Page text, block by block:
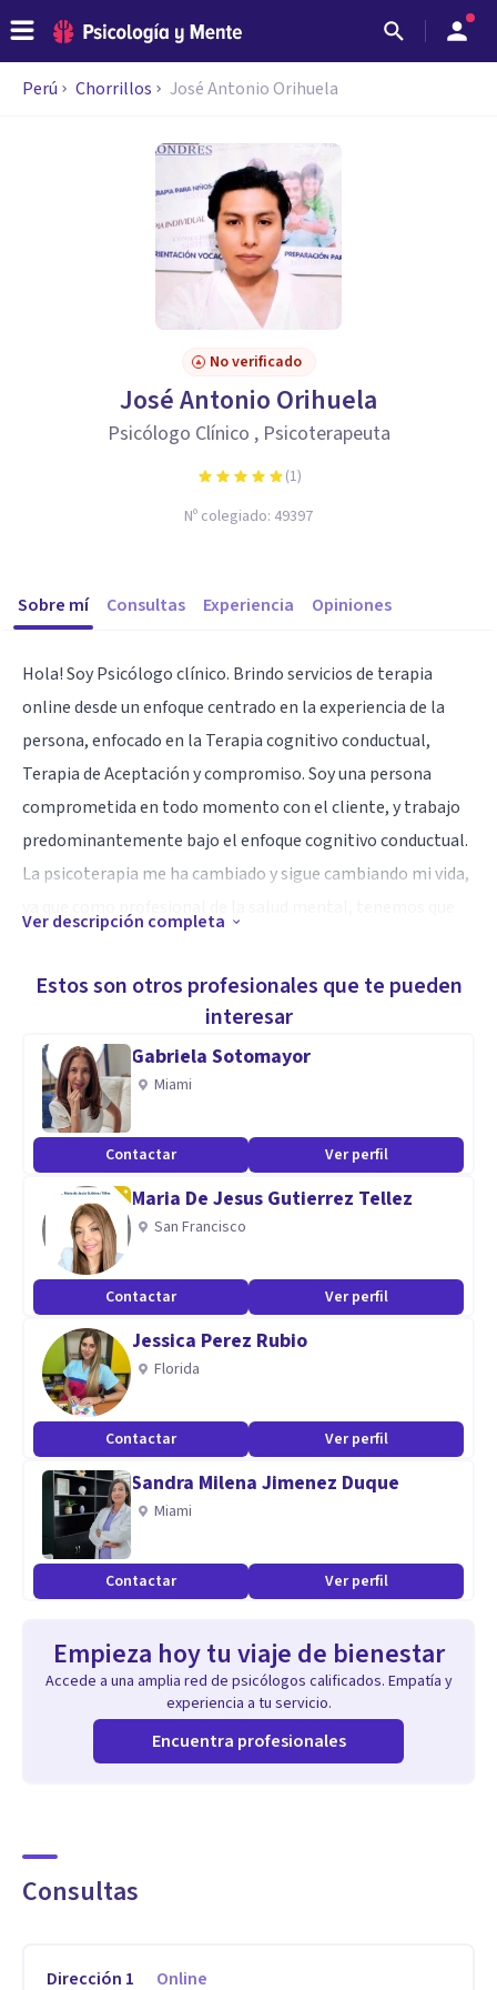
Perú Chorrillos José Antonio Orihuela
No verificado
José Antonio Orihuela
Psicólogo Clínico , Psicoterapeuta
(1)
Nº colegiado: 49397
Sobre mí Consultas Experiencia Opiniones
Hola! Soy Psicólogo clínico. Brindo servicios de terapia
online desde un enfoque centrado en la experiencia de la
persona, enfocado en la Terapia cognitivo conductual,
Terapia de Aceptación y compromiso. Soy una persona
comprometida en todo momento con el cliente, y trabajo
predominantemente bajo el enfoque cognitivo conductual.
La psicoterapia me ha cambiado y sigue cambiando mi vida,
salud emocional de nuestros clientes. Me encuentro a su
entera disposición. Ante cualquier problema de tipo
emocional, conductual, o crisis. Atención Psicológica
Integral; Niños, adolescentes, adultos.
Especialidad
Psicólogo clínico, Especialización en psicología clínica y de
la salud en UNMSM, Diplomado en nutrición dietética y
trastornos alimentarios, especialista en psicoterapia
cognitivo conductual, terapia ACT, e intervención
neuropsicológica.
Aptitudes
Psicoterapeuta cognitivo conductual, terapeuta ACT,
intervención neuropsicológica.
Ver descripción completa
Estos son otros profesionales que te pueden
interesar
Gabriela Sotomayor
Miami
Contactar Ver perfil
Maria De Jesus Gutierrez Tellez
San Francisco
Contactar Ver perfil
Jessica Perez Rubio
Florida
Contactar Ver perfil
Sandra Milena Jimenez Duque
Miami
Contactar Ver perfil
Empieza hoy tu viaje de bienestar
Accede a una amplia red de psicólogos calificados. Empatía y
experiencia a tu servicio.
Encuentra profesionales
Consultas
Dirección 1 Online